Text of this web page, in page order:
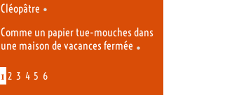
Cléopâtre •
Comme un papier tue-mouches dans
une maison de vacances fermée •
1 2 3 4 5 6